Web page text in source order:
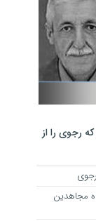
رجوی را از
مجاهدین